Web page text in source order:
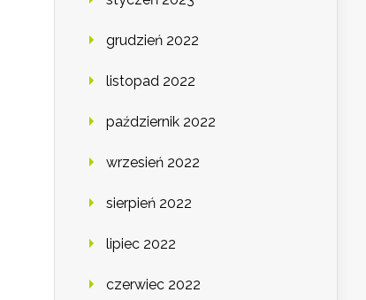
grudzień 2022
listopad 2022
październik 2022
wrzesień 2022
sierpień 2022
lipiec 2022
czerwiec 2022